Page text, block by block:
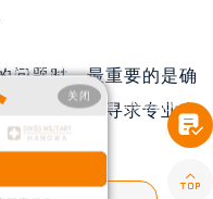
办法推荐
中，美度手表的表耳可能会因为磨损
况，正确的处理
问题时，最重要的是确
作，请务必寻求专业人


关闭